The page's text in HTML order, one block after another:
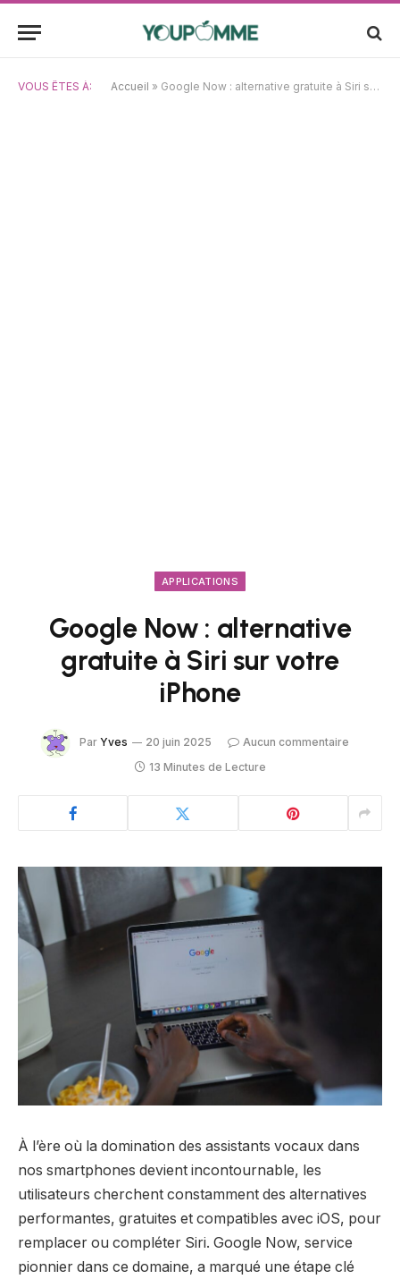
VOUS ÊTES À: Accueil » Google Now : alternative gratuite à Siri sur votre iPhone
APPLICATIONS
Google Now : alternative
gratuite à Siri sur votre
iPhone
Par Yves 20 juin 2025
Aucun commentaire
13 Minutes de Lecture
À l’ère où la domination des assistants vocaux dans
nos smartphones devient incontournable, les
utilisateurs cherchent constamment des alternatives
performantes, gratuites et compatibles avec iOS, pour
remplacer ou compléter Siri. Google Now, service
pionnier dans ce domaine, a marqué une étape clé